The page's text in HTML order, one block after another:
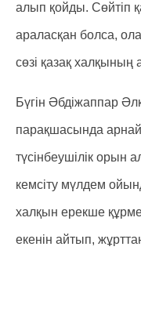
алып қойды. Сөйтіп
араласқан болса,
сөзі қазақ
Бүгін Әбдіжаппар
парақшасында
түсінбеушілік орын
кемсіту мүлдем
халқын ерекше
екенін айтып,